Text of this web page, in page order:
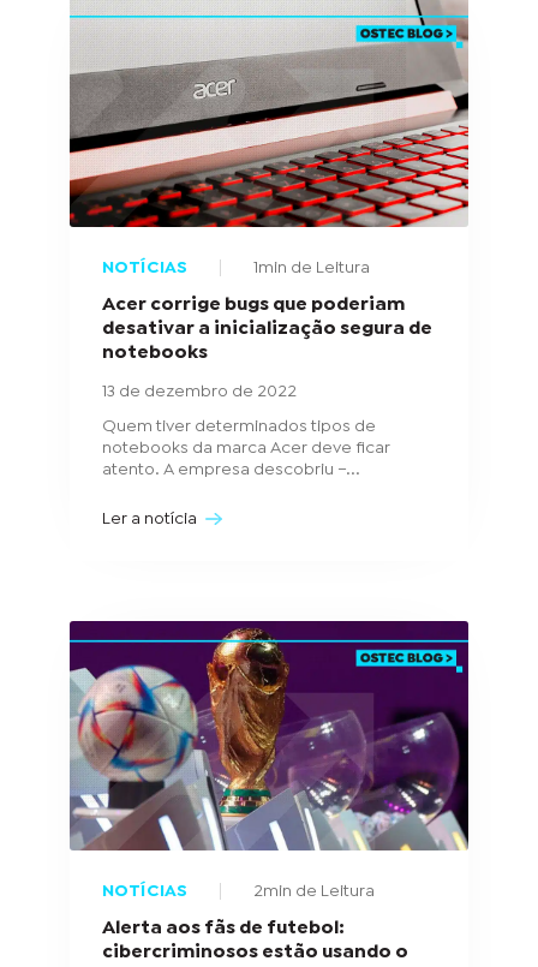
NOTÍCIAS 1min de Leitura
Acer corrige bugs que poderiam
desativar a inicialização segura de
notebooks
13 de dezembro de 2022
Quem tiver determinados tipos de
notebooks da marca Acer deve ficar
atento. A empresa descobriu –...
Ler a notícia
NOTÍCIAS 2min de Leitura
Alerta aos fãs de futebol:
cibercriminosos estão usando o